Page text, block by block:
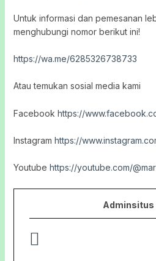
Untuk informasi dan pemesanan
menghubungi nomor berikut ini!
https://wa.me/6285326738733
Atau temukan sosial media kami
Facebook https://
Instagram https://
Youtube https://youtube.com/
Adminsitus